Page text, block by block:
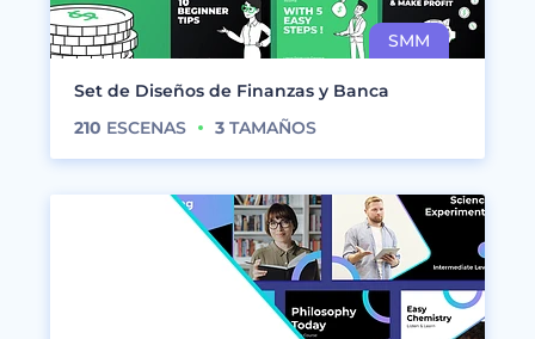
Set de Diseños de Finanzas y Banca
210 ESCENAS 3 TAMAÑOS